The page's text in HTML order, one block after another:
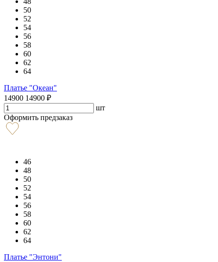
50
52
54
56
58
60
62
64
Платье "Океан"
14900 14900 ₽
шт
Оформить предзаказ
46
48
50
52
54
56
58
60
62
64
Платье "Энтони"